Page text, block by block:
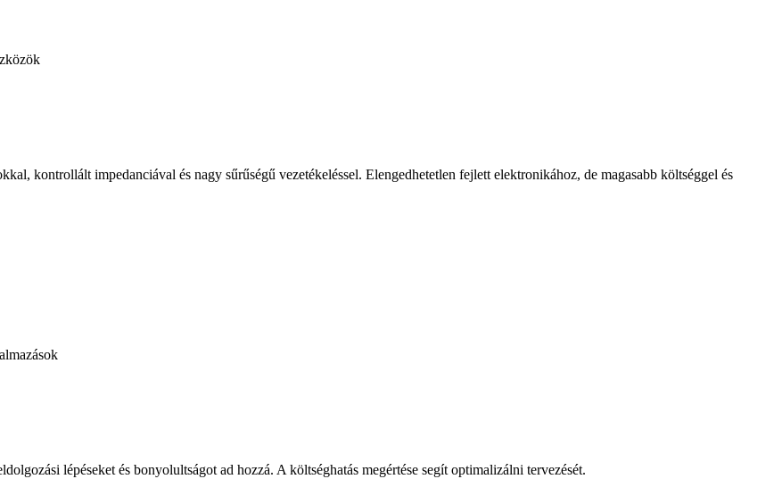
kontrollált impedanciával és nagy sűrűségű vezetékeléssel. Elengedhetetlen fejlett elektronikához, de magasabb költséggel és
lépéseket és bonyolultságot ad hozzá. A költséghatás megértése segít optimalizálni tervezését.